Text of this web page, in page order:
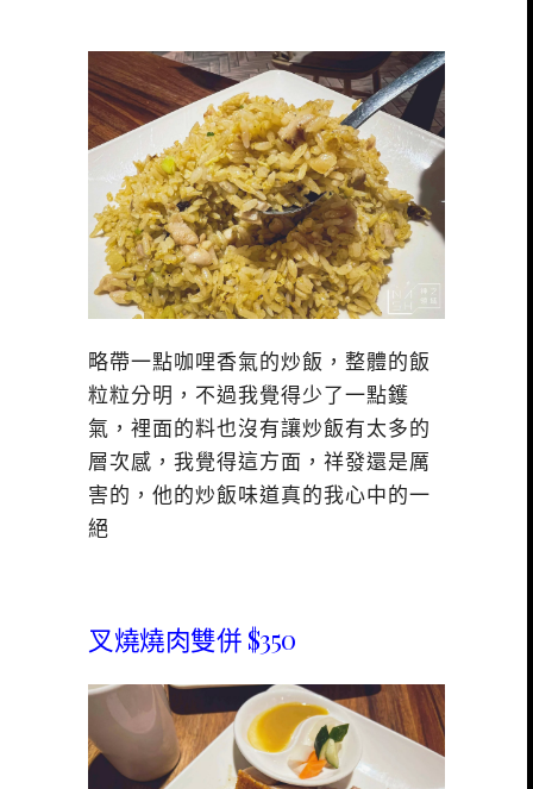
略帶一點咖哩香氣的炒飯，整體的飯
粒粒分明，不過我覺得少了一點鑊
氣，裡面的料也沒有讓炒飯有太多的
層次感，我覺得這方面，祥發還是厲
害的，他的炒飯味道真的我心中的一
絕
叉燒燒肉雙併 $350